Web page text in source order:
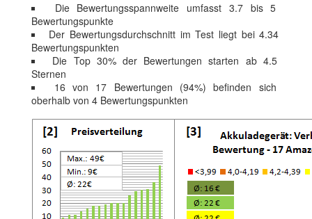
Die Bewertungsspannweite umfasst 3.7 bis 5
Bewertungspunkte
Der Bewertungsdurchschnitt im Test liegt bei 4.34
Bewertungspunkten
Die Top 30% der Bewertungen starten ab 4.5
Sternen
16 von 17 Bewertungen (94%) befinden sich
oberhalb von 4 Bewertungspunkten